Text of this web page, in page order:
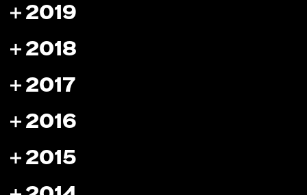
2019
2018
2017
2016
2015